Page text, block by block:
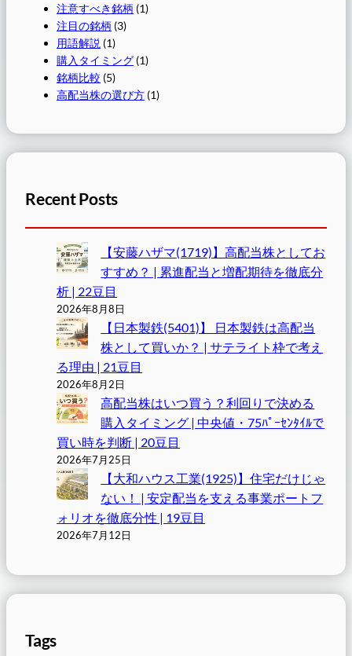
注意すべき銘柄 (1)
注目の銘柄 (3)
用語解説 (1)
購入タイミング (1)
銘柄比較 (5)
高配当株の選び方 (1)
Recent Posts
【安藤ハザマ(1719)】高配当株としてお
すすめ？ | 累進配当と増配期待を徹底分
析 | 22豆目
2026年8月8日
【日本製鉄(5401)】 日本製鉄は高配当
株として買いか？ | サテライト枠で考え
る理由 | 21豆目
2026年8月2日
高配当株はいつ買う？利回りで決める
購入タイミング | 中央値・75ﾊﾟｰｾﾝﾀｲﾙで
買い時を判断 | 20豆目
2026年7月25日
【大和ハウス工業(1925)】住宅だけじゃ
ない！ | 安定配当を支える事業ポートフ
ォリオを徹底分性 | 19豆目
2026年7月12日
Tags